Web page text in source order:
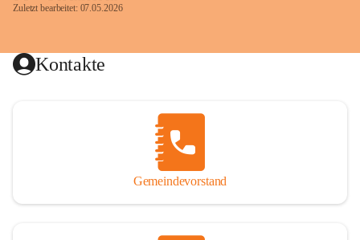
Zuletzt bearbeitet: 07.05.2026
Kontakte
Gemeindevorstand